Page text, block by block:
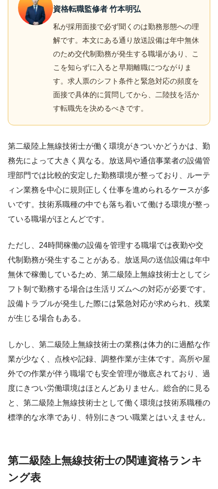
資格転職監修者 竹本明弘
私が採用面接で必ず聞くのは勤務形態への理
解です。本文にある通り放送設備は年中無休
のため交代制勤務が発生する職場があり、こ
こを知らずに入ると早期離職につながりま
す。求人票のシフト条件と緊急対応の頻度を
面接で具体的に質問してから、二陸技を活か
す転職先を決めるべきです。
第二級陸上無線技術士が働く環境がきついかどうかは、勤
務先によって大きく異なる。放送局や通信事業者の設備管
理部門では比較的安定した勤務環境が整っており、ルーテ
ィン業務を中心に規則正しく仕事を進められるケースが多
いです。技術系職種の中でも落ち着いて働ける環境が整っ
ている職場がほとんどです。
ただし、24時間稼働の設備を管理する職場では夜勤や交
代制勤務が発生することがある。放送局の送信設備は年中
無休で稼働しているため、第二級陸上無線技術士としてシ
フト制で勤務する場合は生活リズムへの対応が必要です。
設備トラブルが発生した際には緊急対応が求められ、残業
が生じる場合もある。
しかし、第二級陸上無線技術士の業務は体力的に過酷な作
業が少なく、点検や記録、調整作業が主体です。高所や屋
外での作業が伴う職場でも安全管理が徹底されており、過
度にきつい労働環境はほとんどありません。総合的に見る
と、第二級陸上無線技術士として働く環境は技術系職種の
標準的な水準であり、特別にきつい職業とはいえません。
第二級陸上無線技術士の関連資格ランキ
ング表